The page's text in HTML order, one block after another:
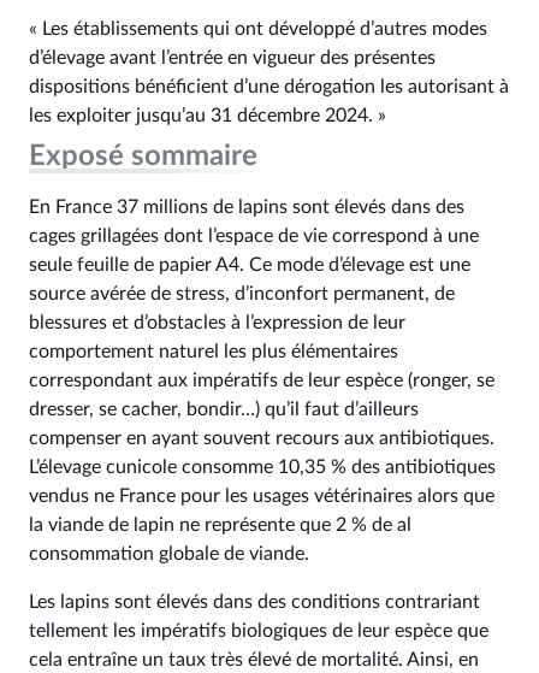
« Les établissements qui ont développé d’autres modes
d’élevage avant l’entrée en vigueur des présentes
dispositions bénéficient d’une dérogation les autorisant à
les exploiter jusqu’au 31 décembre 2024. »
Exposé sommaire
En France 37 millions de lapins sont élevés dans des
cages grillagées dont l’espace de vie correspond à une
seule feuille de papier A4. Ce mode d’élevage est une
source avérée de stress, d’inconfort permanent, de
blessures et d’obstacles à l’expression de leur
comportement naturel les plus élémentaires
correspondant aux impératifs de leur espèce (ronger, se
dresser, se cacher, bondir…) qu’il faut d’ailleurs
compenser en ayant souvent recours aux antibiotiques.
L’élevage cunicole consomme 10,35 % des antibiotiques
vendus ne France pour les usages vétérinaires alors que
la viande de lapin ne représente que 2 % de al
consommation globale de viande.
Les lapins sont élevés dans des conditions contrariant
tellement les impératifs biologiques de leur espèce que
cela entraîne un taux très élevé de mortalité. Ainsi, en